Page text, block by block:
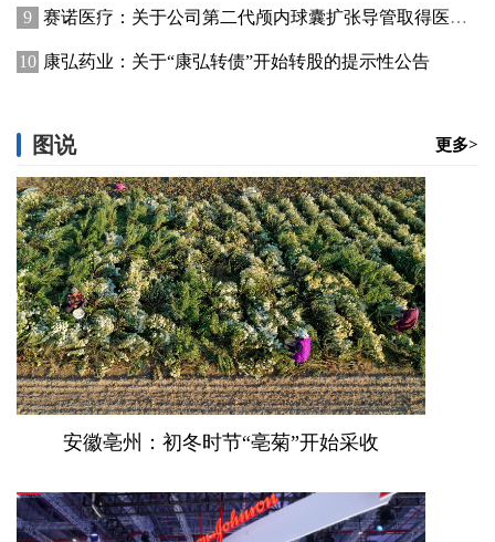
赛诺医疗：关于公司第二代颅内球囊扩张导管取得医疗器械注册证的公告
康弘药业：关于“康弘转债”开始转股的提示性公告
图说 更多>
安徽亳州：初冬时节“亳菊”开始采收